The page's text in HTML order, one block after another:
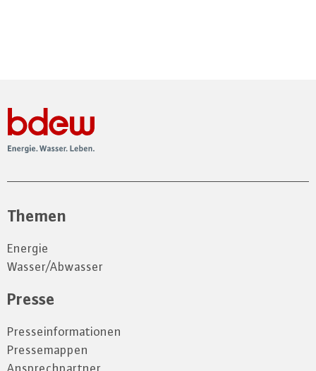
Themen
Energie
Wasser/Abwasser
Presse
Presseinformationen
Pressemappen
Ansprechpartner